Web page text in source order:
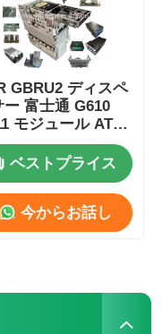
GBRU2 ディスペ
ー 富士通 G610
モジュール ATM
部品
ベストプライス
今からお話し